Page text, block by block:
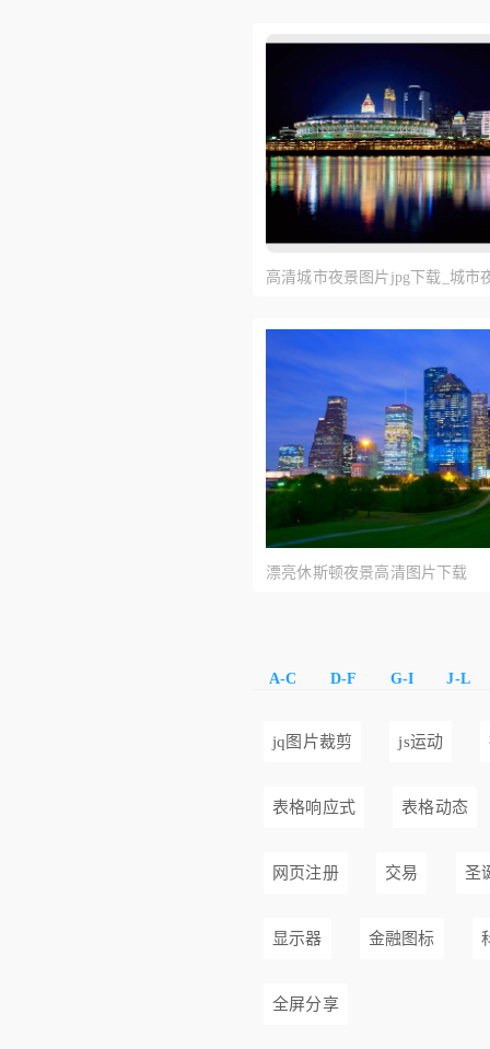
高清城市夜景图片jpg下载_城市
jpg下载
漂亮休斯顿夜景高清图片下载
A-C D-F G-I J-L
jq图片裁剪 js运动
表格响应式 表格动态
网页注册 交易 圣
显示器 金融图标
全屏分享